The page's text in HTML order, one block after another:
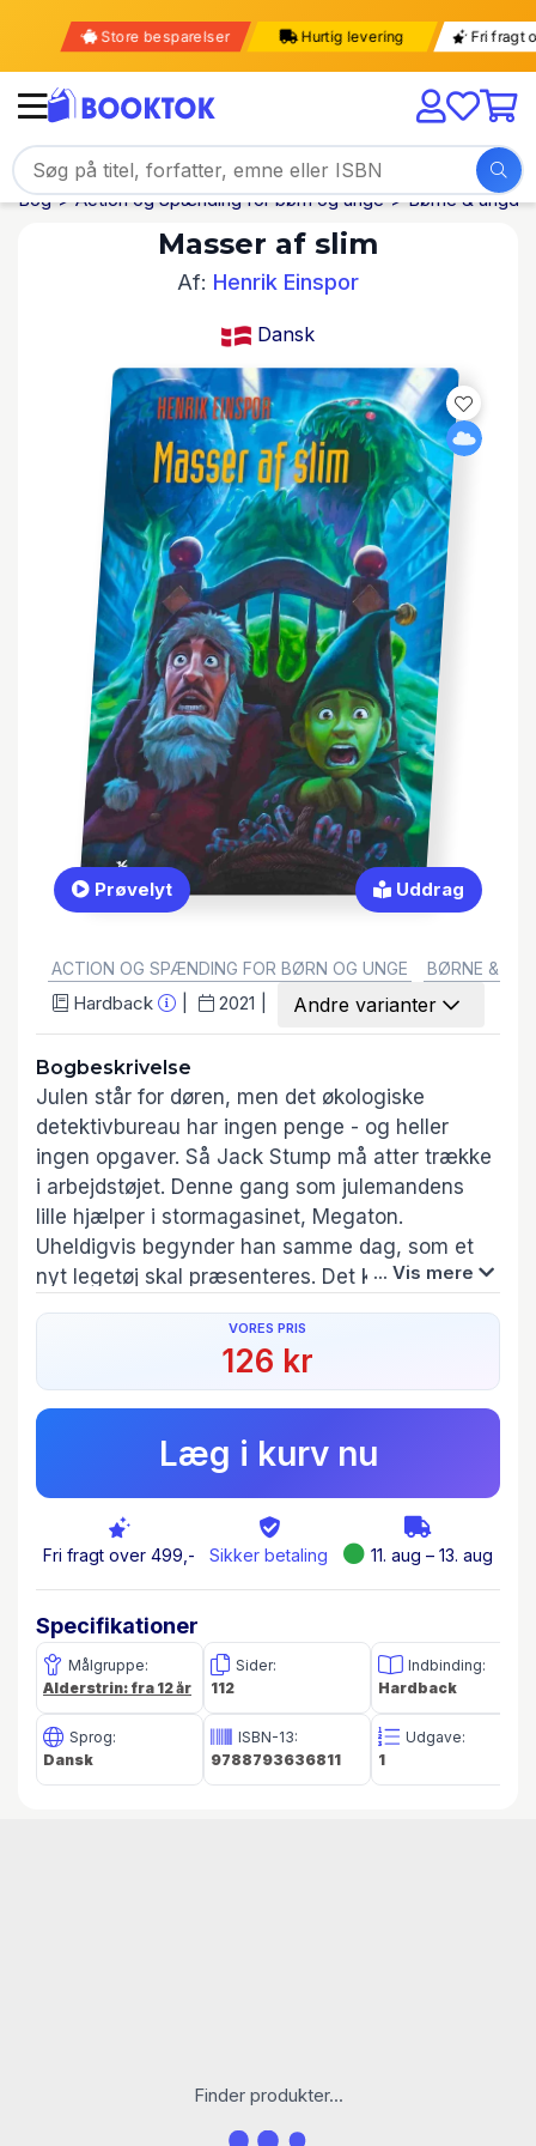
Store besparelser Hurtig levering Fri
Bog Action og Spænding for børn og unge Børne &
Masser af slim
Af: Henrik Einspor
Dansk
Prøvelyt Uddrag
ACTION OG SPÆNDING FOR BØRN OG UNGE
BØRNE &
Hardback 2021 Andre varianter
Bogbeskrivelse
Julen står for døren, men det økologiske
detektivbureau har ingen penge - og heller
ingen opgaver. Så Jack Stump må atter trække
i arbejdstøjet. Denne gang som julemandens
lille hjælper i stormagasinet, Megaton.
Uheldigvis begynder han samme dag, som et
nyt legetøj skal præsenteres. Det kommer der
masser af gru, gys og gakkelak ud af.
En helt ny grinegyser med den grønne detektiv,
Jack Stump og hans uheldige hjælpere.
... Vis mere
VORES PRIS
126 kr
Læg i kurv nu
Fri fragt over 499,- Sikker betaling 11. aug – 13. aug
Specifikationer
Målgruppe:
Alderstrin: fra 12 år
Sprog:
Dansk
Sider:
112
ISBN-13:
9788793636811
Indbinding:
Hardback
Udgave:
1
Finder produkter...